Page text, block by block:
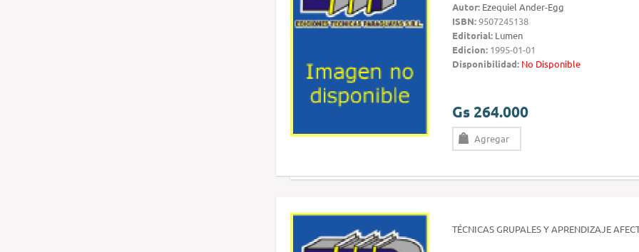
Autor: Ezequiel Ander-Egg
ISBN:9507245138
Editorial: Lumen
Edicion: 1995-01-01
Disponibilidad: No Disponible
Gs 264.000
Agregar
TÉCNICAS GRUPALES Y APRENDIZAJE